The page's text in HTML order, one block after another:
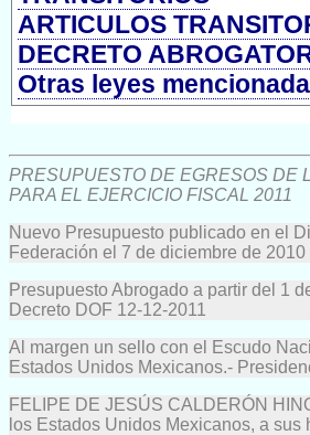
ARTICULOS
DECRETO
Otras leyes
PRESUPUESTO DE EGRESOS DE
PARA EL EJERCICIO FISCAL 2011
Nuevo Presupuesto publicado en el
Federación el 7 de diciembre de 2010
Presupuesto Abrogado a partir del 1
Decreto DOF 12-12-2011
Al margen un sello con el Escudo
Estados Unidos Mexicanos.-
FELIPE DE JESÚS CALDERÓN
los Estados Unidos Mexicanos, a sus